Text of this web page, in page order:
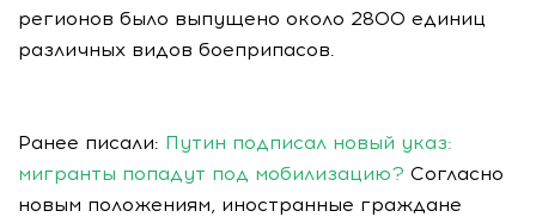
регионов было выпущено около 2800 единиц
различных видов боеприпасов.
Ранее писали: Путин подписал новый указ:
мигранты попадут под мобилизацию? Согласно
новым положениям, иностранные граждане